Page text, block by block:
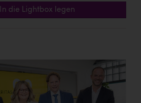
In die Lightbox legen